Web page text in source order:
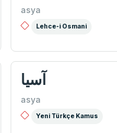
asya
Lehce-i Osmani
آسيا
asya
Yeni Türkçe Kamus